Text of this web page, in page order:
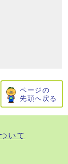
ページの
先頭へ戻る
いて